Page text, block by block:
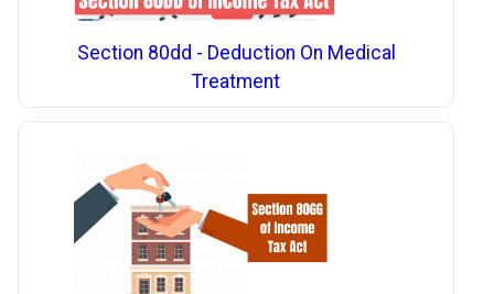
Section 80dd - Deduction On Medical
Treatment